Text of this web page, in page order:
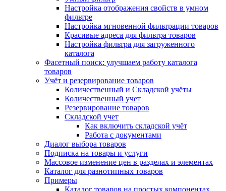
Настройка отображения свойств в умном
фильтре
Настройка мгновенной фильтрации товаров
Красивые адреса для фильтра товаров
Настройка фильтра для загруженного
каталога
Фасетный поиск: улучшаем работу каталога
товаров
Учёт и резервирование товаров
Количественный и Складской учёты
Количественный учет
Резервирование товаров
Складской учет
Как включить складской учёт
Работа с документами
Диалог выбора товаров
Подписка на товары и услуги
Массовое изменение цен в разделах и элементах
Каталог для разнотипных товаров
Примеры
Каталог товаров на простых компонентах